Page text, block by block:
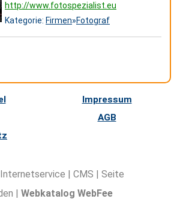
http://www.fotospezialist.eu
Kategorie: Firmen»Fotograf
Impressum
AGB
Internetservice | CMS | Seite
| Webkatalog WebFee